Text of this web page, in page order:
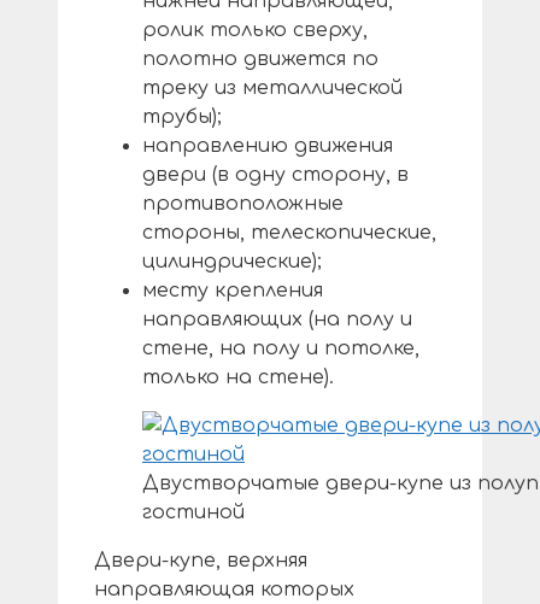
ролик только сверху,
полотно движется по
треку из металлической
трубы);
направлению движения
двери (в одну сторону, в
противоположные
стороны, телескопические,
цилиндрические);
месту крепления
направляющих (на полу и
стене, на полу и потолке,
только на стене).
Двустворчатые двери-купе из
гостиной
Двери-купе, верхняя
направляющая которых